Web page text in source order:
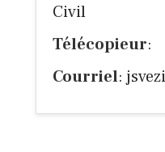
Civil
Télécopieur:
Courriel: